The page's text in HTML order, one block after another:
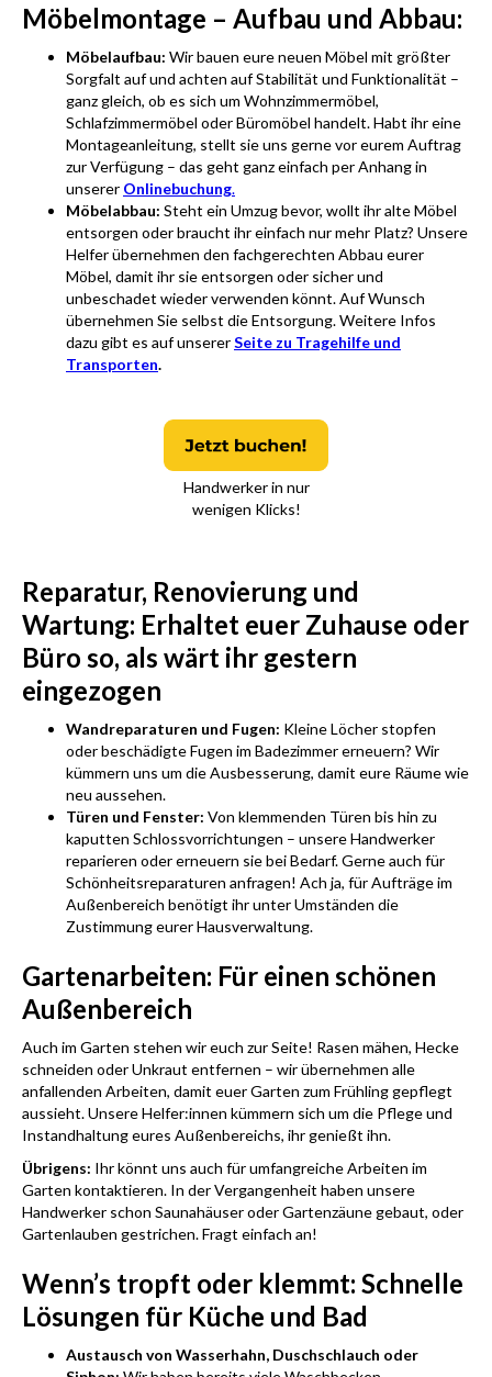
Möbelmontage – Aufbau und Abbau:
Möbelaufbau: Wir bauen eure neuen Möbel mit größter
Sorgfalt auf und achten auf Stabilität und Funktionalität –
ganz gleich, ob es sich um Wohnzimmermöbel,
Schlafzimmermöbel oder Büromöbel handelt. Habt ihr eine
Montageanleitung, stellt sie uns gerne vor eurem Auftrag
zur Verfügung – das geht ganz einfach per Anhang in
unserer Onlinebuchung.
Möbelabbau: Steht ein Umzug bevor, wollt ihr alte Möbel
entsorgen oder braucht ihr einfach nur mehr Platz? Unsere
Helfer übernehmen den fachgerechten Abbau eurer
Möbel, damit ihr sie entsorgen oder sicher und
unbeschadet wieder verwenden könnt. Auf Wunsch
übernehmen Sie selbst die Entsorgung. Weitere Infos
dazu gibt es auf unsererSeite zu Tragehilfe und
Transporten.
Handwerker in nur
wenigen Klicks!
Reparatur, Renovierung und
Wartung: Erhaltet euer Zuhause oder
Büro so, als wärt ihr gestern
eingezogen
Wandreparaturen und Fugen: Kleine Löcher stopfen
oder beschädigte Fugen im Badezimmer erneuern? Wir
kümmern uns um die Ausbesserung, damit eure Räume wie
neu aussehen.
Türen und Fenster: Von klemmenden Türen bis hin zu
kaputten Schlossvorrichtungen – unsere Handwerker
reparieren oder erneuern sie bei Bedarf. Gerne auch für
Schönheitsreparaturen anfragen! Ach ja, für Aufträge im
Außenbereich benötigt ihr unter Umständen die
Zustimmung eurer Hausverwaltung.
Gartenarbeiten: Für einen schönen
Außenbereich
Auch im Garten stehen wir euch zur Seite! Rasen mähen, Hecke
schneiden oder Unkraut entfernen – wir übernehmen alle
anfallenden Arbeiten, damit euer Garten zum Frühling gepflegt
aussieht. Unsere Helfer:innen kümmern sich um die Pflege und
Instandhaltung eures Außenbereichs, ihr genießt ihn.
Übrigens: Ihr könnt uns auch für umfangreiche Arbeiten im
Garten kontaktieren. In der Vergangenheit haben unsere
Handwerker schon Saunahäuser oder Gartenzäune gebaut, oder
Gartenlauben gestrichen. Fragt einfach an!
Wenn’s tropft oder klemmt: Schnelle
Lösungen für Küche und Bad
Austausch von Wasserhahn, Duschschlauch oder